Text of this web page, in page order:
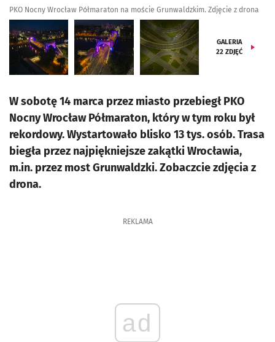
PKO Nocny Wrocław Półmaraton na moście Grunwaldzkim. Zdjęcie z drona
GALERIA
22 ZDJĘĆ
W sobotę 14 marca przez miasto przebiegł PKO
Nocny Wrocław Półmaraton, który w tym roku był
rekordowy. Wystartowało blisko 13 tys. osób. Trasa
biegła przez najpiękniejsze zakątki Wrocławia,
m.in. przez most Grunwaldzki. Zobaczcie zdjęcia z
drona.
REKLAMA
ad